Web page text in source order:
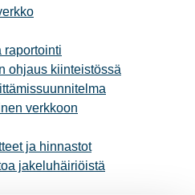
raportointi
ohjaus kiinteistössä
verkkoon
ja hinnastot
jakeluhäiriöistä